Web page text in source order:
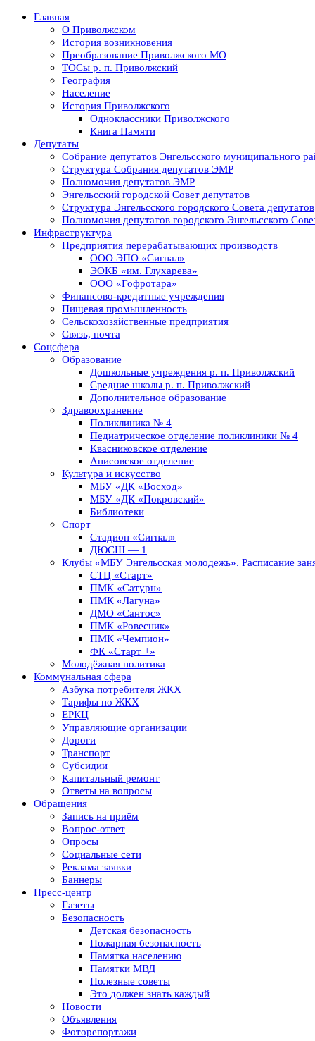
Главная
О Приволжском
История возникновения
Преобразование Приволжского МО
ТОСы р. п. Приволжский
География
Население
История Приволжского
Одноклассники Приволжского
Книга Памяти
Депутаты
Собрание депутатов Энгельсского муниципального
Структура Собрания депутатов ЭМР
Полномочия депутатов ЭМР
Энгельсский городской Совет депутатов
Структура Энгельсского городского Совета депутатов
Полномочия депутатов городского Энгельсского
Инфраструктура
Предприятия перерабатывающих производств
ООО ЭПО «Сигнал»
ЭОКБ «им. Глухарева»
ООО «Гофротара»
Финансово-кредитные учреждения
Пищевая промышленность
Сельскохозяйственные предприятия
Связь, почта
Соцсфера
Образование
Дошкольные учреждения р. п. Приволжский
Средние школы р. п. Приволжский
Дополнительное образование
Здравоохранение
Поликлиника № 4
Педиатрическое отделение поликлиники № 4
Квасниковское отделение
Анисовское отделение
Культура и искусство
МБУ «ДК «Восход»
МБУ «ДК «Покровский»
Библиотеки
Спорт
Стадион «Сигнал»
ДЮСШ — 1
Клубы «МБУ Энгельсская молодежь». Расписание
СТЦ «Старт»
ПМК «Сатурн»
ПМК «Лагуна»
ДМО «Сантос»
ПМК «Ровесник»
ПМК «Чемпион»
ФК «Старт +»
Молодёжная политика
Коммунальная сфера
Азбука потребителя ЖКХ
Тарифы по ЖКХ
ЕРКЦ
Управляющие организации
Дороги
Транспорт
Субсидии
Капитальный ремонт
Ответы на вопросы
Обращения
Запись на приём
Вопрос-ответ
Опросы
Социальные сети
Реклама заявки
Баннеры
Пресс-центр
Газеты
Безопасность
Детская безопасность
Пожарная безопасность
Памятка населению
Памятки МВД
Полезные советы
Это должен знать каждый
Новости
Объявления
Фоторепортажи